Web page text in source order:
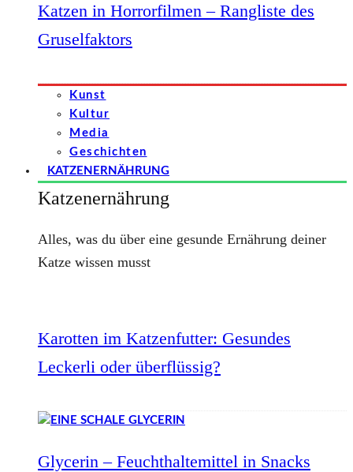
Katzen in Horrorfilmen – Rangliste des
Gruselfaktors
Kunst
Kultur
Media
Geschichten
KATZENERNÄHRUNG
Katzenernährung
Alles, was du über eine gesunde Ernährung deiner
Katze wissen musst
Karotten im Katzenfutter: Gesundes
Leckerli oder überflüssig?
Glycerin – Feuchthaltemittel in Snacks